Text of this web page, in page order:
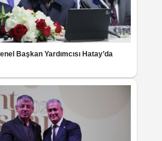
Başkan Yardımcısı Hatay’da